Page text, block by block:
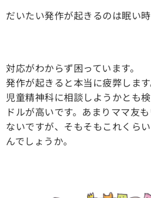
だいたい発作が起きるのは眠い
対応がわからず困っています。
発作が起きると本当に疲弊します
児童精神科に相談しようかとも
ドルが高いです。あまりママ友
ないですが、そもそもこれくら
んでしょうか。